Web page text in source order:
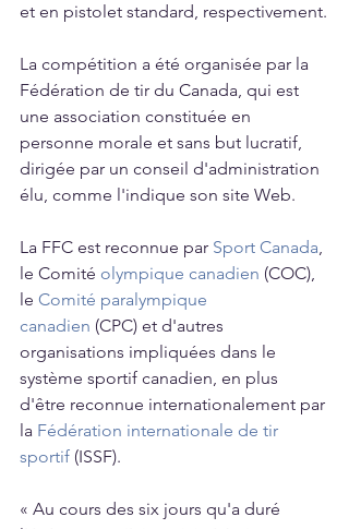
et en pistolet standard, respectivement.
La compétition a été organisée par la
Fédération de tir du Canada, qui est
une association constituée en
personne morale et sans but lucratif,
dirigée par un conseil d'administration
élu, comme l'indique son site Web.
La FFC est reconnue par Sport Canada,
le Comité olympique canadien (COC),
le Comité paralympique
canadien (CPC) et d'autres
organisations impliquées dans le
système sportif canadien, en plus
d'être reconnue internationalement par
la Fédération internationale de tir
sportif (ISSF).
« Au cours des six jours qu'a duré